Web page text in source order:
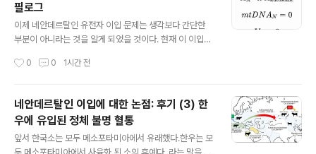
필로그
이제 네안데르탈인 유전자 이입 문제는 생각보다 간단한
부분이 아니라는 것을 알게 되었을 것이다. 현재 이 이입문
색체에서는 네안데르탈인의 흔적이 거의 없지만, 정작 상
생인류 어머니의 경우가 그 반대인 현생인류 아버지, 네안
데르탈인 어머니보다 더 많았다는 보고가 한 번 나와서이
블로그에도 실린 적이 있었는데,이 논문도 그냥 툭 튀어 나
0 0 1시간 전
네안데르탈인 이입에 대한 논점: 후기 (3) 한
우에 유입된 정체 불명 혈통
앞서 한국소는 모두 메소포타미아에서 유래했다.한우는 모